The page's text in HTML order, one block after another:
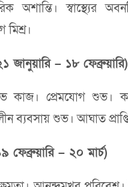
অশান্তি। স্বাস্থ্যের
মিশ্র।
জানুয়ারি – ১৮ ফেব্রুয়ারি)
কাজ। প্রেমযোগ শুভ।
ব্যবসায় শুভ। আঘাত
ফেব্রুয়ারি – ২০ মার্চ)